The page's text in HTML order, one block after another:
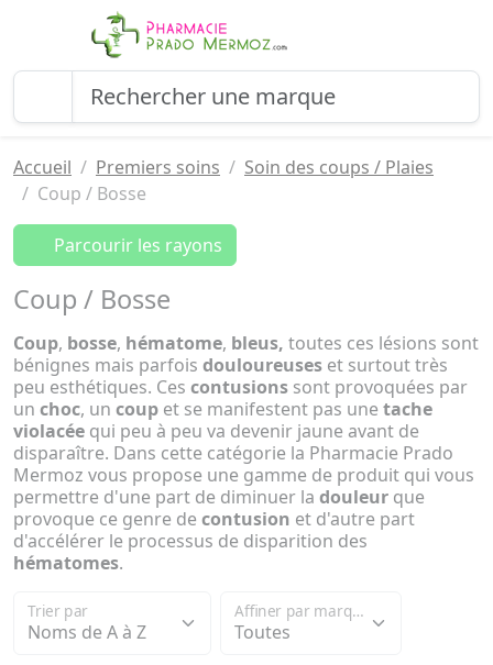
Accueil Premiers soins
Soin des coups / Plaies
Coup / Bosse
Parcourir les rayons
Coup / Bosse
Coup, bosse, hématome, bleus, toutes ces lésions sont
bénignes mais parfois douloureuses et surtout très
peu esthétiques. Ces contusions sont provoquées par
un choc, un coup et se manifestent pas une tache
violacée qui peu à peu va devenir jaune avant de
disparaître. Dans cette catégorie la Pharmacie Prado
Mermoz vous propose une gamme de produit qui vous
permettre d'une part de diminuer la douleur que
provoque ce genre de contusion et d'autre part
d'accélérer le processus de disparition des
hématomes.
Trier par Affiner par marque